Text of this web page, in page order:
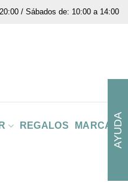
/ Sábados de: 10:00 a 14:00
REGALOS MARCASAYUDA